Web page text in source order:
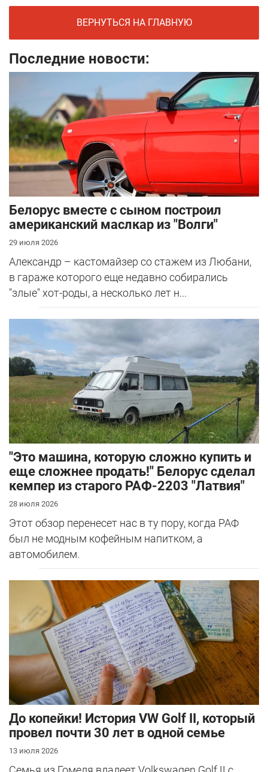
ВЕРНУТЬСЯ НА ГЛАВНУЮ
Последние новости:
Белорус вместе с сыном построил
американский маслкар из "Волги"
29 июля 2026
Александр – кастомайзер со стажем из Любани,
в гараже которого еще недавно собирались
"злые" хот-роды, а несколько лет н...
"Это машина, которую сложно купить и
еще сложнее продать!" Белорус сделал
кемпер из старого РАФ-2203 "Латвия"
28 июля 2026
Этот обзор перенесет нас в ту пору, когда РАФ
был не модным кофейным напитком, а
автомобилем.
До копейки! История VW Golf II, который
провел почти 30 лет в одной семье
13 июля 2026